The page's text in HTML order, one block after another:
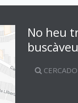
No heu